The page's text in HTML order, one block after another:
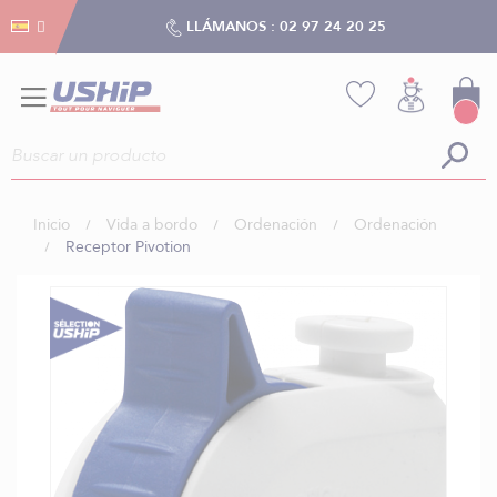
LLÁMANOS : 02 97 24 20 25
Inicio Vida a bordo Ordenación
Ordenación
Receptor Pivotion
Saltar
al
final
de
imágenes
Gestión de cookies
Gestión de cookies